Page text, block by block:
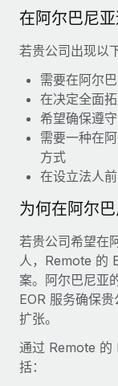
设备管理
在全球范围内配
快速建立合规实
人员调配与搬
轻松搬迁员工
福利
Why owned
EOR
As the global
to the demands
了解更多
What a
actually
Most teams
了解更多
在阿尔巴尼
若贵公司出现以
需要在阿尔
在决定全面
希望确保遵
需要一种在
方式
在设立法人
为何在阿尔
若贵公司希望在
人，Remote 的
案。阿尔巴尼亚
EOR 服务确保
扩张。
通过 Remote 的
括：